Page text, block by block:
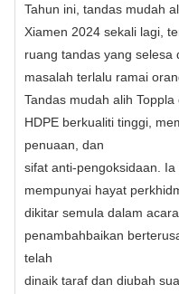
Tahun ini, tandas mudah
Xiamen 2024 sekali lagi,
ruang tandas yang selesa
masalah terlalu ramai
Tandas mudah alih
HDPE berkualiti tinggi,
penuaan, dan
sifat anti-pengoksidaan.
mempunyai hayat
dikitar semula dalam
penambahbaikan
telah
dinaik taraf dan diubah